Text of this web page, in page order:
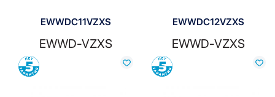
EWWDC11VZXS
EWWD-VZXS
EWWDC12VZXS
EWWD-VZXS